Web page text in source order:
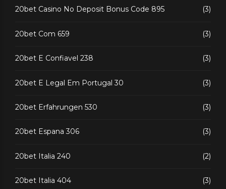
20bet Casino No Deposit Bonus Code 895 (3)
20bet Com 659 (3)
20bet E Confiavel 238 (3)
20bet E Legal Em Portugal 30 (3)
20bet Erfahrungen 530 (3)
20bet Espana 306 (3)
20bet Italia 240 (2)
20bet Italia 404 (3)